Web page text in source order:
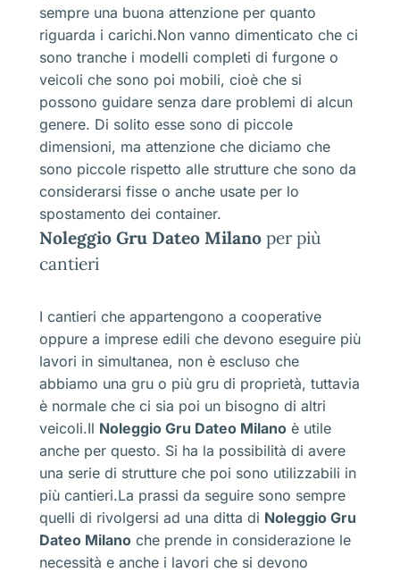
sempre una buona attenzione per quanto
riguarda i carichi.Non vanno dimenticato che ci
sono tranche i modelli completi di furgone o
veicoli che sono poi mobili, cioè che si
possono guidare senza dare problemi di alcun
genere. Di solito esse sono di piccole
dimensioni, ma attenzione che diciamo che
sono piccole rispetto alle strutture che sono da
considerarsi fisse o anche usate per lo
spostamento dei container.
Noleggio Gru Dateo Milano per più
cantieri
I cantieri che appartengono a cooperative
oppure a imprese edili che devono eseguire più
lavori in simultanea, non è escluso che
abbiamo una gru o più gru di proprietà, tuttavia
è normale che ci sia poi un bisogno di altri
veicoli.Il Noleggio Gru Dateo Milano è utile
anche per questo. Si ha la possibilità di avere
una serie di strutture che poi sono utilizzabili in
più cantieri.La prassi da seguire sono sempre
quelli di rivolgersi ad una ditta di Noleggio Gru
Dateo Milano che prende in considerazione le
necessità e anche i lavori che si devono